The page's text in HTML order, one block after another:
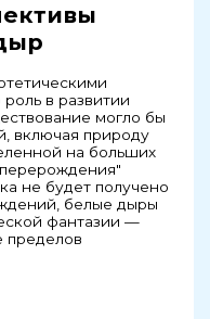
в развитии
могло бы
включая природу
на больших
не будет получено
белые дыры
фантазии —
пределов